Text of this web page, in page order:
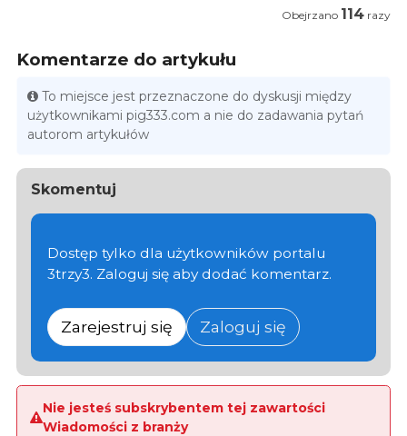
Obejrzano 114 razy
Komentarze do artykułu
To miejsce jest przeznaczone do dyskusji między
użytkownikami pig333.com a nie do zadawania pytań
autorom artykułów
Skomentuj
Dostęp tylko dla użytkowników portalu
3trzy3. Zaloguj się aby dodać komentarz.
Zarejestruj się Zaloguj się
Nie jesteś subskrybentem tej zawartości
Wiadomości z branży